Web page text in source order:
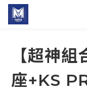
【超神
座+KS